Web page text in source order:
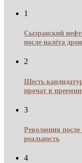
1
Сызранский
после налёта
2
Шесть
прочат в
3
Революция
реальность
4